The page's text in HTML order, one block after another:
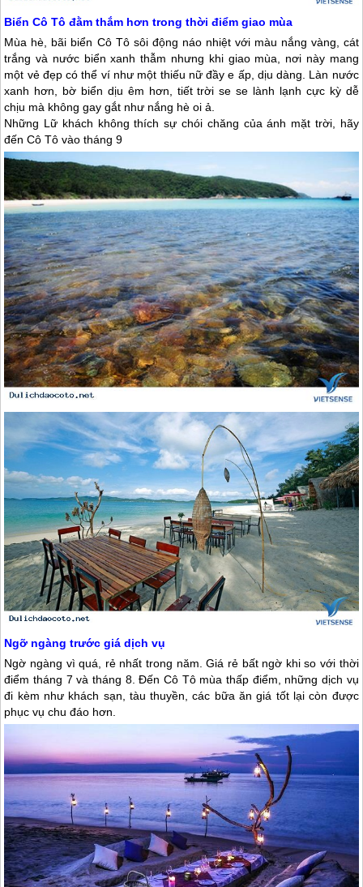
BiểnCô Tô đằm thắm hơn trong thời điểm giao mùa
Mùa hè, bãi biển Cô Tôsôi động náo nhiệt với màu nắng vàng, cát
trắng và nước biển xanh thẫm nhưng khi giao mùa, nơi này mang
một vẻ đẹp có thể ví như một thiếu nữ đầy e ấp, dịu dàng. Làn nước
xanh hơn, bờ biển dịu êm hơn, tiết trời se se lành lạnh cực kỳ dễ
chịu mà không gay gắt như nắng hè oi ả.
Những Lữ khách không thích sự chói chăng của ánh mặt trời, hãy
đếnCô Tô vào tháng 9
Ngỡ ngàng trước giá dịch vụ
Ngờ ngàng vì quá, rẻ nhất trong năm. Giá rẻ bất ngờ khi so với thời
điểm tháng 7 và tháng 8. Đến Cô Tômùa thấp điểm, những dịch vụ
đi kèm như khách sạn, tàu thuyền, các bữa ăn giá tốt lại còn được
phục vụ chu đáo hơn.